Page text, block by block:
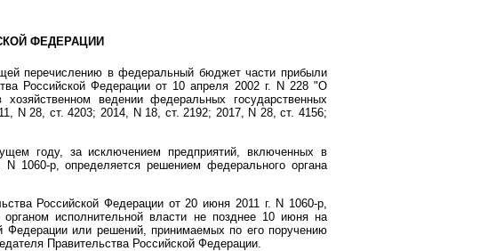
ФЕДЕРАЦИИ
перечислению в федеральный бюджет части прибыли
Российской Федерации от 10 апреля 2002 г. N 228 "О
ведении федеральных государственных
N 28, ст. 4203; 2014, N 18, ст. 2192; 2017, N 28, ст. 4156;
году, за исключением предприятий, включенных в
1060-р, определяется решением федерального органа
Российской Федерации от 20 июня 2011 г. N 1060-р,
исполнительной власти не позднее 10 июня на
Федерации или решений, принимаемых по его поручению
Правительства Российской Федерации.